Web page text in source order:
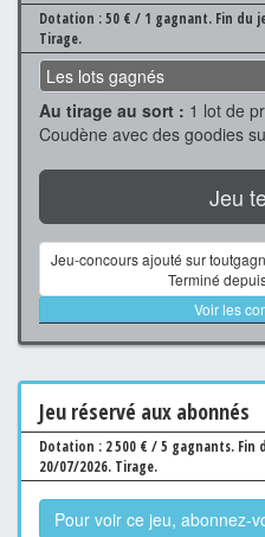
Dotation : 50 € / 1 gagnant. Fin du
Tirage.
Les lots gagnés
Au tirage au sort : 1 lot de
Coudène avec des goodies
Jeu
Jeu-concours ajouté sur
Terminé
Voir les
Jeu réservé aux abonnés
Dotation : 2 500 € / 5 gagnants. Fin
20/07/2026. Tirage.
Pour voir ce jeu, abonnez-